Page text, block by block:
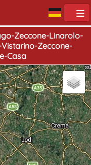
Zeccone-Linarolo-
Zeccone-
Casa